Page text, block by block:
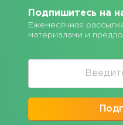
Подпишитесь на
Ежемесячная
материалами и